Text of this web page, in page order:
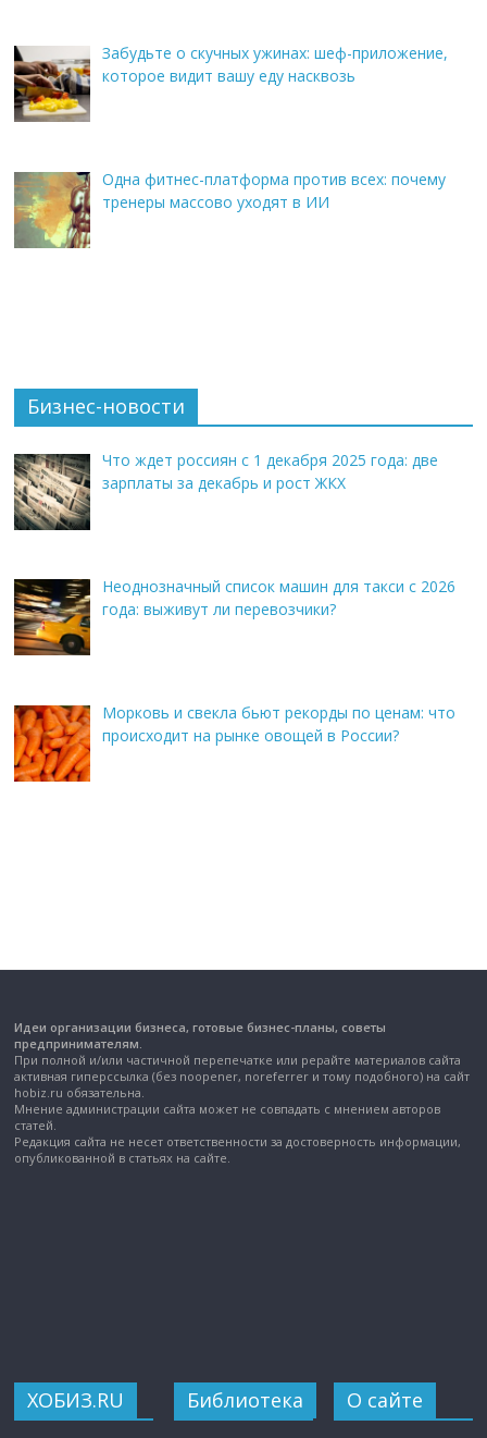
Забудьте о скучных ужинах: шеф-приложение,
которое видит вашу еду насквозь
Одна фитнес-платформа против всех: почему
тренеры массово уходят в ИИ
Бизнес-новости
Что ждет россиян с 1 декабря 2025 года: две
зарплаты за декабрь и рост ЖКХ
Неоднозначный список машин для такси с 2026
года: выживут ли перевозчики?
Морковь и свекла бьют рекорды по ценам: что
происходит на рынке овощей в России?
Идеи организации бизнеса, готовые бизнес-планы, советы
предпринимателям.
При полной и/или частичной перепечатке или рерайте материалов сайта
активная гиперссылка (без noopener, noreferrer и тому подобного) на сайт
hobiz.ru обязательна.
Мнение администрации сайта может не совпадать с мнением авторов
статей.
Редакция сайта не несет ответственности за достоверность информации,
опубликованной в статьях на сайте.
ХОБИЗ.RU Библиотека О сайте